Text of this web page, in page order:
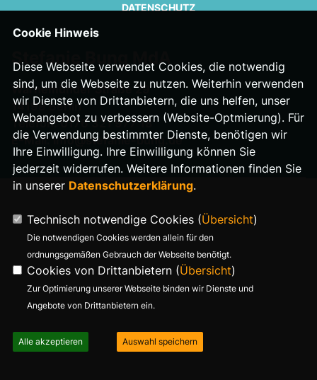
DATENSCHUTZ
Stefanie Bung MdA
Warnemünder Straße 29
14199 Berlin
Telefon: 0176 321 977 18
E-Mail: info@stefanie-bung.de
Cookie Hinweis
Diese Webseite verwendet Cookies, die notwendig
sind, um die Webseite zu nutzen. Weiterhin verwenden
wir Dienste von Drittanbietern, die uns helfen, unser
Webangebot zu verbessern (Website-Optmierung). Für
die Verwendung bestimmter Dienste, benötigen wir
Ihre Einwilligung. Ihre Einwilligung können Sie
jederzeit widerrufen. Weitere Informationen finden Sie
in unserer Datenschutzerklärung.
Technisch notwendige Cookies (Übersicht)
Die notwendigen Cookies werden allein für den
ordnungsgemäßen Gebrauch der Webseite benötigt.
Cookies von Drittanbietern (Übersicht)
Zur Optimierung unserer Webseite binden wir Dienste und
Angebote von Drittanbietern ein.
Alle akzeptieren Auswahl speichern